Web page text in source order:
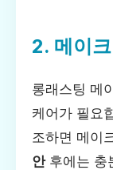
2. 메이
롱래스팅 메
케어가 필요
조하면 메이
안후에는 충